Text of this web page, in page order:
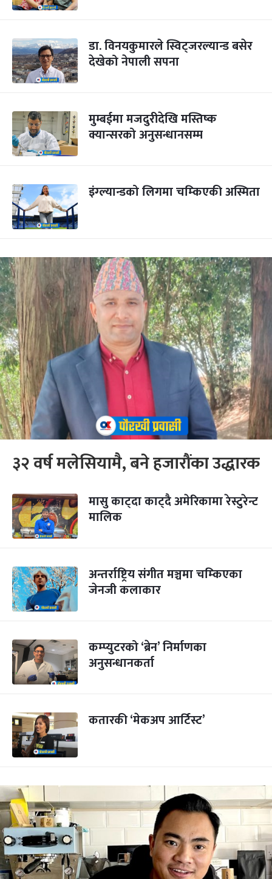
डा. विनयकुमारले स्विट्जरल्यान्ड बसेर
देखेको नेपाली सपना
मुम्बईमा मजदुरीदेखि मस्तिष्क
क्यान्सरको अनुसन्धानसम्म
इंग्ल्यान्डको लिगमा चम्किएकी अस्मिता
३२ वर्ष मलेसियामै, बने हजारौंका उद्धारक
मासु काट्दा काट्दै अमेरिकामा रेस्टुरेन्ट
मालिक
अन्तर्राष्ट्रिय संगीत मञ्चमा चम्किएका
जेनजी कलाकार
कम्प्युटरको ‘ब्रेन’ निर्माणका
अनुसन्धानकर्ता
कतारकी ‘मेकअप आर्टिस्ट’